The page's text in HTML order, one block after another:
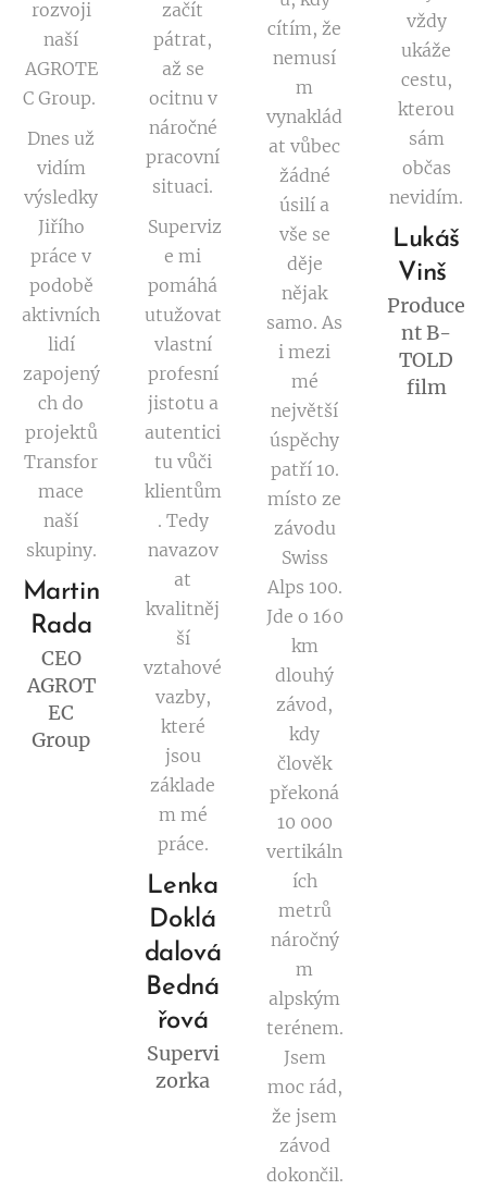
rozvoji
naší
AGROTE
C Group.
Dnes už
vidím
výsledky
Jiřího
práce v
podobě
aktivních
lidí
zapojený
ch do
projektů
Transfor
mace
naší
skupiny.
Martin
Rada
CEO
AGROT
EC
Group
začít
pátrat,
až se
ocitnu v
náročné
pracovní
situaci.
Superviz
e mi
pomáhá
utužovat
vlastní
profesní
jistotu a
autentici
tu vůči
klientům
. Tedy
navazov
at
kvalitněj
ší
vztahové
vazby,
které
jsou
základe
m mé
práce.
Lenka
Doklá
dalová
Bedná
řová
Supervi
zorka
cítím, že
nemusí
m
vynaklád
at vůbec
žádné
úsilí a
vše se
děje
nějak
samo. As
i mezi
mé
největší
úspěchy
patří 10.
místo ze
závodu
Swiss
Alps 100.
Jde o 160
km
dlouhý
závod,
kdy
člověk
překoná
10 000
vertikáln
ích
metrů
náročný
m
alpským
terénem.
Jsem
moc rád,
že jsem
závod
dokončil.
vždy
ukáže
cestu,
kterou
sám
občas
nevidím.
Lukáš
Vinš
Produce
nt B-
TOLD
film